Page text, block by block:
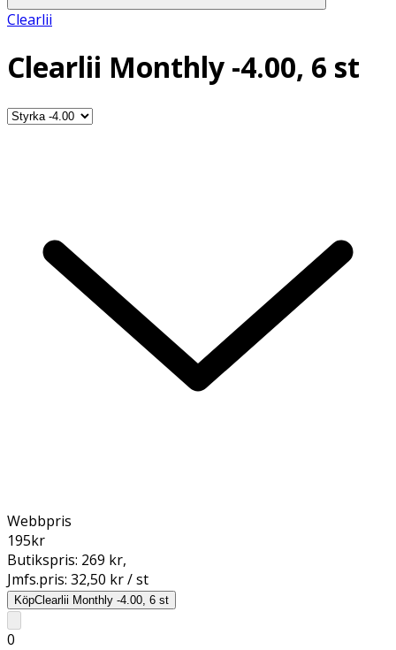
Clearlii
Clearlii Monthly -4.00, 6 st
Webbpris
195kr
Butikspris: 269 kr,
Jmfs.pris: 32,50 kr / st
KöpClearlii Monthly -4.00, 6 st
0